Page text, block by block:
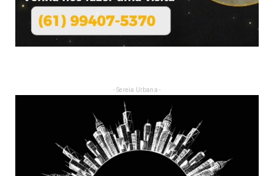
- Sereia Urbana -